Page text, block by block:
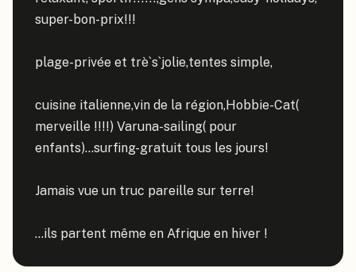
super-bon-prix!!!
plage-privée et trè`s`jolie,tentes simple,
cuisine italienne,vin de la région,Hobbie-Cat(
merveille !!!!) Varuna-sailing( pour
enfants)...surfing-gratuit tous les jours!
Jamais vue un truc pareille sur terre!
...ils partent même en Afrique en hiver !